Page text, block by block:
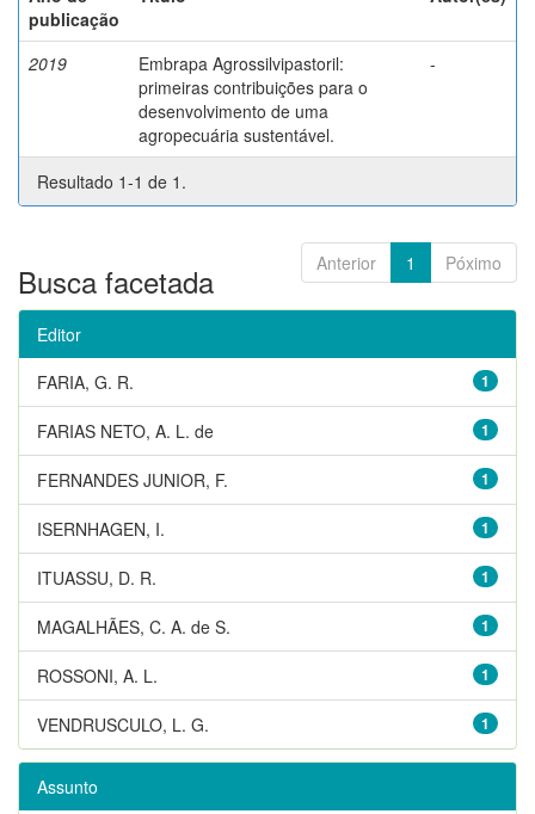
publicação
2019
Embrapa Agrossilvipastoril:
primeiras contribuições para o
desenvolvimento de uma
agropecuária sustentável.
-
Resultado 1-1 de 1.
Anterior 1 Póximo
Busca facetada
Editor
1
FARIA, G. R.
1
FARIAS NETO, A. L. de
1
FERNANDES JUNIOR, F.
1
ISERNHAGEN, I.
1
ITUASSU, D. R.
1
MAGALHÃES, C. A. de S.
1
ROSSONI, A. L.
1
VENDRUSCULO, L. G.
Assunto